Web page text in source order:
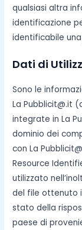
qualsiasi altra
identificazione
identificabile
Dati di
Sono le
La Pubblicit@.it
integrate in La
dominio dei
con La
Resource
utilizzato
del file ottenuto
stato della
paese di